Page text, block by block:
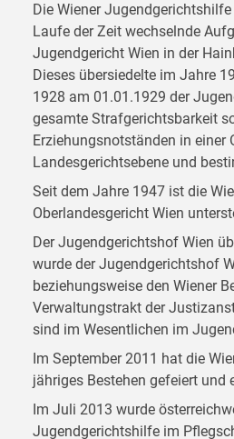
Die Wiener
Laufe der Zeit wechselnde
Jugendgericht Wien in der
Dieses übersiedelte im Jahre
1928 am 01.01.1929 der
gesamte Strafgerichtsbarkeit
Erziehungsnotständen in
Landesgerichtsebene und
Seit dem Jahre 1947 ist die
Oberlandesgericht Wien
Der Jugendgerichtshof Wien
wurde der Jugendgerichtshof
beziehungsweise den Wiener
Verwaltungstrakt der
sind im Wesentlichen im
Im September 2011 hat die
jähriges Bestehen gefeiert und
Im Juli 2013 wurde
Jugendgerichtshilfe im